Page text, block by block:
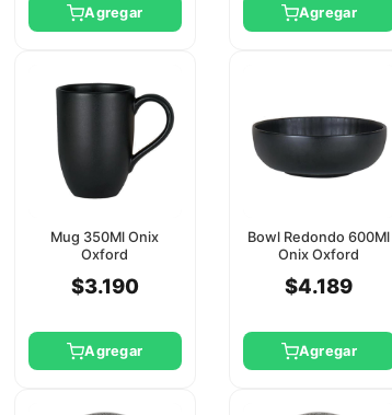
Agregar Agregar
Mug 350Ml Onix
Oxford
$3.190
Agregar
Bowl Redondo 600Ml
Onix Oxford
$4.189
Agregar